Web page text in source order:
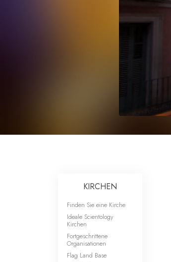
KIRCHEN
Finden Sie eine Kirche
Ideale Scientology
Kirchen
Fortgeschrittene
Organisationen
Flag Land Base